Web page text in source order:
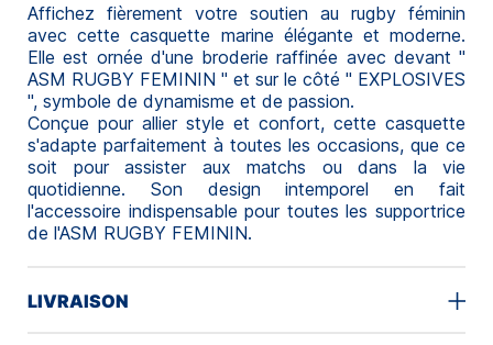
Affichez fièrement votre soutien au rugby féminin
avec cette casquette marine élégante et moderne.
Elle est ornée d'une broderie raffinée avec devant "
ASM RUGBY FEMININ " et sur le côté " EXPLOSIVES
", symbole de dynamisme et de passion.
Conçue pour allier style et confort, cette casquette
s'adapte parfaitement à toutes les occasions, que ce
soit pour assister aux matchs ou dans la vie
quotidienne. Son design intemporel en fait
l'accessoire indispensable pour toutes les supportrice
de l'ASM RUGBY FEMININ.
LIVRAISON